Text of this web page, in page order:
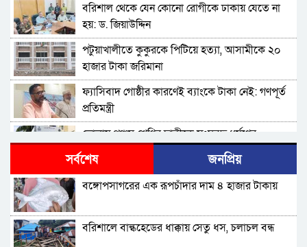
বরিশাল থেকে যেন কোনো রোগীকে ঢাকায় যেতে না
হয়: ড. জিয়াউদ্দিন
পটুয়াখালীতে কুকুরকে পিটিয়ে হত্যা, আসামীকে ২০
হাজার টাকা জরিমানা
ফ্যাসিবাদ গোষ্ঠীর কারণেই ব্যাংকে টাকা নেই: গণপূর্ত
প্রতিমন্ত্রী
ভোলায় পঞ্চম শ্রেণির ছাত্রীকে সংঘবদ্ধ ধর্ষণের
অভিযোগ, গ্রেপ্তার ৩
বরিশালে রাস্তার পাশ থেকে ৯ বস্তা সরকারি কম্বল
উদ্ধার
লোডশেডিংয়ে বিপর্যস্ত কুয়াকাটা, মুখ থুবড়ে পড়ছে
পর্যটন ব্যবসা
সর্বশেষ জনপ্রিয়
বঙ্গোপসাগরের এক রূপচাঁদার দাম ৪ হাজার টাকায়
বরিশালে বাল্কহেডের ধাক্কায় সেতু ধস, চলাচল বন্ধ